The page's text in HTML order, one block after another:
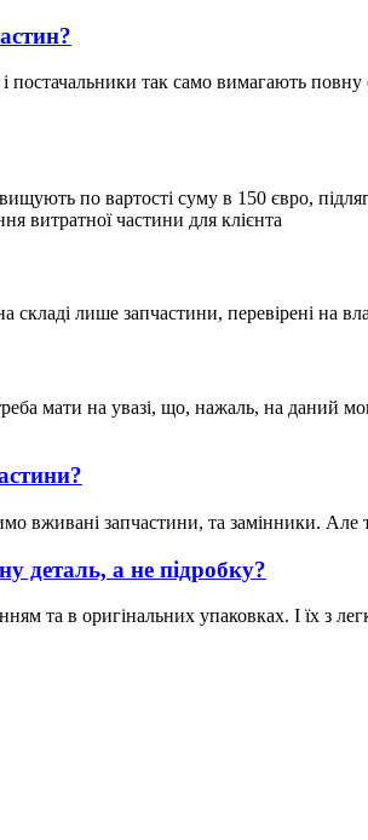
постачальники так само вимагають
по вартості суму в 150 євро,
витратної частини для клієнта
лише запчастини, перевірені на
мати на увазі, що, нажаль, на даний
запчастини, та замінники. Але
деталь, а не підробку?
та в оригінальних упаковках. І їх з